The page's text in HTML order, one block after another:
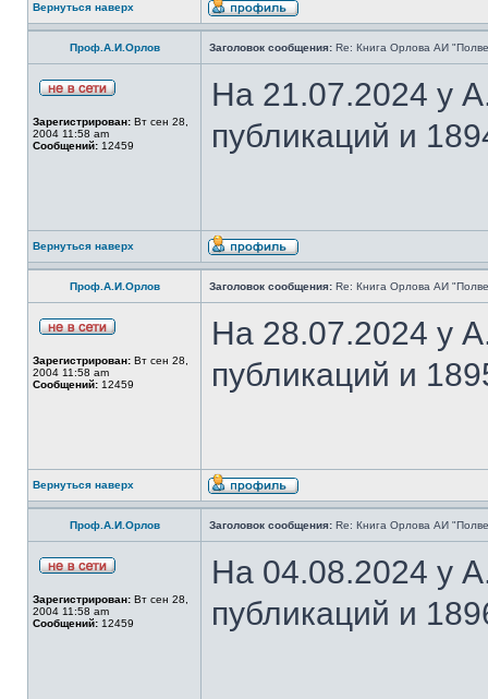
Вернуться наверх
Проф.А.И.Орлов Заголовок сообщения: Re: Книга Орлова АИ
Зарегистрирован: Вт сен 28,
2004 11:58 am
Сообщений: 12459
На 21.07.2024 у
публикаций и
Вернуться наверх
Проф.А.И.Орлов Заголовок сообщения: Re: Книга Орлова АИ
Зарегистрирован: Вт сен 28,
2004 11:58 am
Сообщений: 12459
На 28.07.2024 у
публикаций и
Вернуться наверх
Проф.А.И.Орлов Заголовок сообщения: Re: Книга Орлова АИ
Зарегистрирован: Вт сен 28,
2004 11:58 am
Сообщений: 12459
На 04.08.2024 у
публикаций и